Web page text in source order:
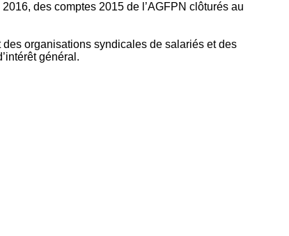
des comptes 2015 de l’AGFPN clôturés au
organisations syndicales de salariés et des
général.